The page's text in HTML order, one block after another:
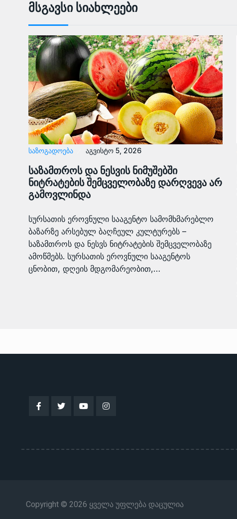
Მსგავსი Სიახლეები
ᲡᲐᲖᲝᲒᲐᲓᲝᲔᲑᲐ აგვისტო 5, 2026
საზამთროს და ნესვის ნიმუშებში
ნიტრატების შემცველობაზე დარღვევა არ
გამოვლინდა
სურსათის ეროვნული სააგენტო სამომხმარებლო
ბაზარზე არსებულ ბაღჩეულ კულტურებს –
საზამთროს და ნესვს ნიტრატების შემცველობაზე
ამოწმებს. სურსათის ეროვნული სააგენტოს
ცნობით, დღეის მდგომარეობით,…
Copyright © 2026 ყველა უფლება დაცულია